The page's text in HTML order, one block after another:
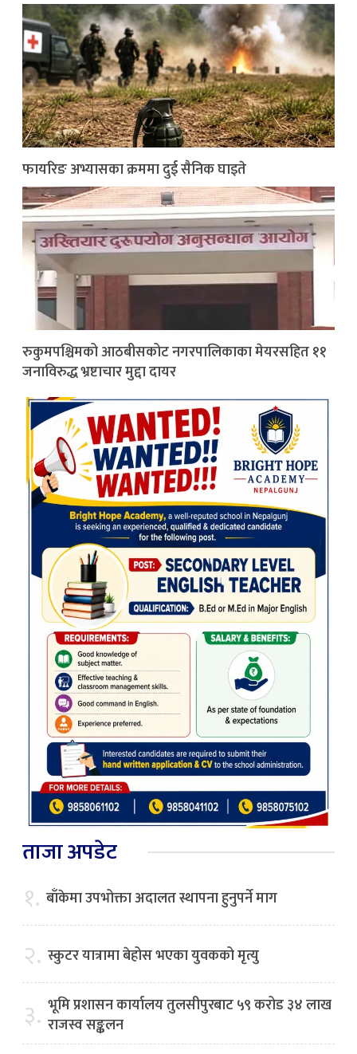
फायरिङ अभ्यासका क्रममा दुई सैनिक घाइते
रुकुमपश्चिमको आठबीसकोट नगरपालिकाका मेयरसहित ११
जनाविरुद्ध भ्रष्टाचार मुद्दा दायर
ताजा अपडेट
१. बाँकेमा उपभोक्ता अदालत स्थापना हुनुपर्ने माग
२. स्कुटर यात्रामा बेहोस भएका युवकको मृत्यु
३. भूमि प्रशासन कार्यालय तुलसीपुरबाट ५९ करोड ३४ लाख
राजस्व सङ्कलन